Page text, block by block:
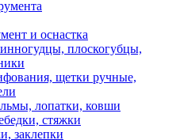
и оснастка
плоскогубцы,
щетки ручные,
лопатки, ковши
стяжки
заклепки